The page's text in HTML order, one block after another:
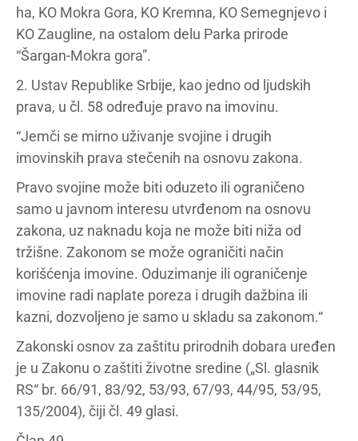
ha, KO Mokra Gora, KO Kremna, KO Semegnjevo i
KO Zaugline, na ostalom delu Parka prirode
“Šargan-Mokra gora”.
2. Ustav Republike Srbije, kao jedno od ljudskih
prava, u čl. 58 određuje pravo na imovinu.
“Jemči se mirno uživanje svojine i drugih
imovinskih prava stečenih na osnovu zakona.
Pravo svojine može biti oduzeto ili ograničeno
samo u javnom interesu utvrđenom na osnovu
zakona, uz naknadu koja ne može biti niža od
tržišne. Zakonom se može ograničiti način
korišćenja imovine. Oduzimanje ili ograničenje
imovine radi naplate poreza i drugih dažbina ili
kazni, dozvoljeno je samo u skladu sa zakonom.“
Zakonski osnov za zaštitu prirodnih dobara uređen
je u Zakonu o zaštiti životne sredine („Sl. glasnik
RS“ br. 66/91, 83/92, 53/93, 67/93, 44/95, 53/95,
135/2004), čiji čl. 49 glasi.